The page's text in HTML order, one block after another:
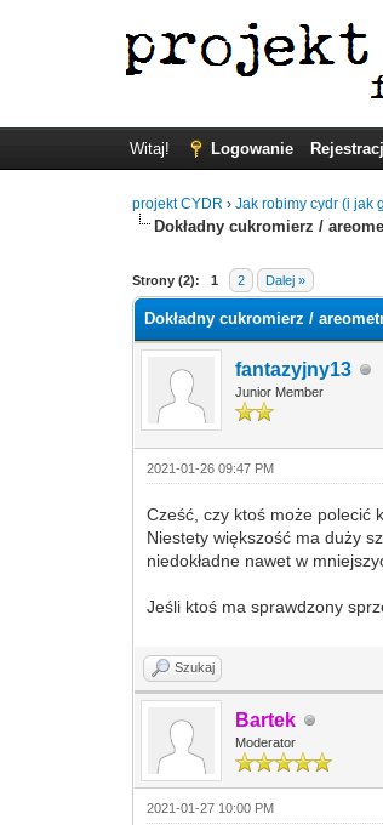
Witaj! Logowanie
projekt CYDR ›Jak robimy cydr (i jak
Dokładny cukromierz /
Strony (2): 1 2 Dalej »
Dokładny cukromierz /
fantazyjny13
Junior Member
2021-01-26 09:47 PM
Cześć, czy ktoś może polecić
Niestety większość ma duży
niedokładne nawet w
Jeśli ktoś ma sprawdzony
Szukaj
Bartek
Moderator
2021-01-27 10:00 PM